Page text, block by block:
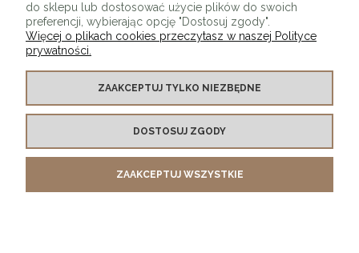
KONTAKT Z NAMI
MOJE KONTO
do sklepu lub dostosować użycie plików do swoich
preferencji, wybierając opcję "Dostosuj zgody".
Więcej o plikach cookies przeczytasz w naszej Polityce
prywatności.
ZAAKCEPTUJ TYLKO NIEZBĘDNE
DOSTOSUJ ZGODY
ZAAKCEPTUJ WSZYSTKIE